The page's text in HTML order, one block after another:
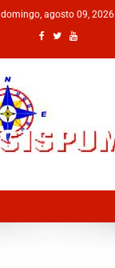
domingo, agosto 09, 2026